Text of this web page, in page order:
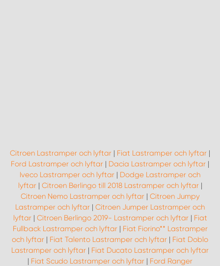
Citroen Lastramper och lyftar | Fiat Lastramper och lyftar |
Ford Lastramper och lyftar | Dacia Lastramper och lyftar |
Iveco Lastramper och lyftar | Dodge Lastramper och
lyftar| Citroen Berlingo till 2018 Lastramper och lyftar|
Citroen Nemo Lastramper och lyftar| Citroen Jumpy
Lastramper och lyftar | Citroen Jumper Lastramper och
lyftar| Citroen Berlingo 2019- Lastramper och lyftar| Fiat
Fullback Lastramper och lyftar| Fiat Fiorino** Lastramper
och lyftar | Fiat Talento Lastramper och lyftar | Fiat Doblo
Lastramper och lyftar | Fiat Ducato Lastramper och lyftar
| Fiat Scudo Lastramper och lyftar | Ford Ranger